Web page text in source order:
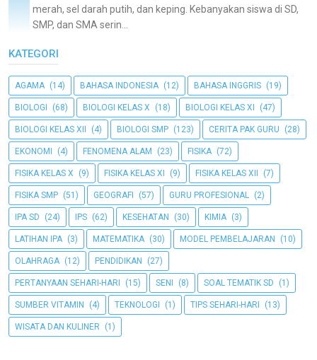
merah, sel darah putih, dan keping. Kebanyakan siswa di SD,
SMP, dan SMA serin...
KATEGORI
AGAMA (14) BAHASA INDONESIA (12) BAHASA INGGRIS (19)
BIOLOGI (68) BIOLOGI KELAS X (18) BIOLOGI KELAS XI (47)
BIOLOGI KELAS XII (4) BIOLOGI SMP (123) CERITA PAK GURU (28)
EKONOMI (4) FENOMENA ALAM (23) FISIKA (72)
FISIKA KELAS X (9) FISIKA KELAS XI (9) FISIKA KELAS XII (7)
FISIKA SMP (51) GEOGRAFI (57) GURU PROFESIONAL (2)
IPA SD (24) IPS (62) KESEHATAN (30) KIMIA (3)
LATIHAN IPA (3) MATEMATIKA (30) MODEL PEMBELAJARAN (10)
OLAHRAGA (12) PENDIDIKAN (27)
PERTANYAAN SEHARI-HARI (15) SENI (8) SOAL TEMATIK SD (1)
SUMBER VITAMIN (4) TEKNOLOGI (1) TIPS SEHARI-HARI (13)
WISATA DAN KULINER (1)